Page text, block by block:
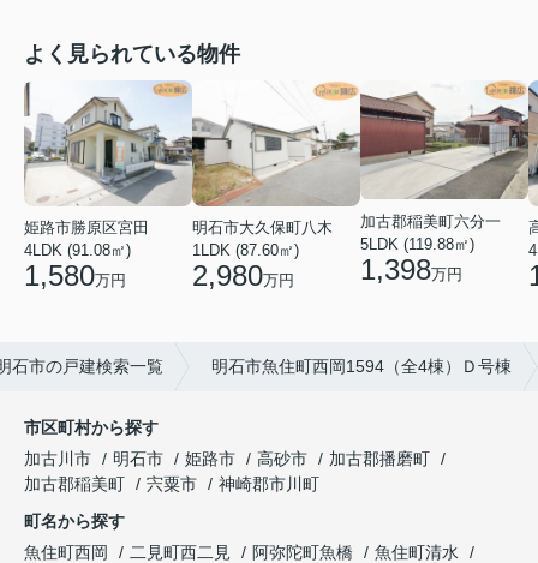
よく見られている物件
姫路市勝原区宮田
4LDK (91.08㎡)
1,580万円
明石市大久保町八木
1LDK (87.60㎡)
2,980万円
加古郡稲美町六分一
5LDK (119.88㎡)
1,398万円
石市の戸建検索一覧 明石市魚住町西岡1594（全4棟）Ｄ号棟
市区町村から探す
加古川市
明石市 姫路市 高砂市
加古郡播磨町
加古郡稲美町
宍粟市
神崎郡市川町
町名から探す
魚住町西岡
二見町西二見 阿弥陀町魚橋
魚住町清水